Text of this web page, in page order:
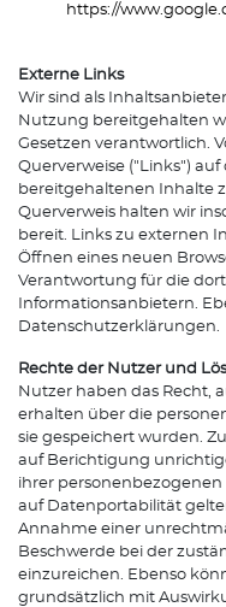
https://
Externe Links
Wir sind als
Nutzung bereitgehalten
Gesetzen verantwortlich.
Querverweise ("Links")
bereitgehaltenen Inhalte
Querverweis halten wir
bereit. Links zu externen
Öffnen eines neuen
Verantwortung für die
Informationsanbietern.
Datenschutzerklärungen.
Rechte der Nutzer und
Nutzer haben das Recht,
erhalten über die
sie gespeichert wurden.
auf Berichtigung
ihrer
auf Datenportabilität
Annahme einer
Beschwerde bei der
einzureichen. Ebenso
grundsätzlich mit